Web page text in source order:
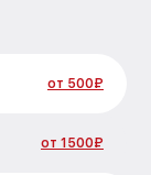
от 500₽
от 1500₽